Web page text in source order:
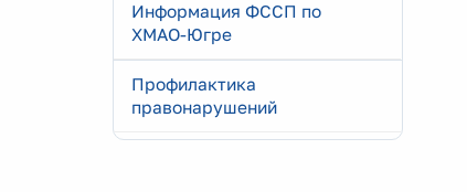
Информация ФССП по
ХМАО-Югре
Профилактика
правонарушений